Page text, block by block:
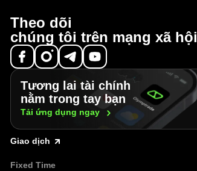
Theo dõi
chúng tôi trên mạng xã hội
Tương lai tài chính
nằm trong tay bạn
Tải ứng dụng ngay
Giao dịch
Fixed Time